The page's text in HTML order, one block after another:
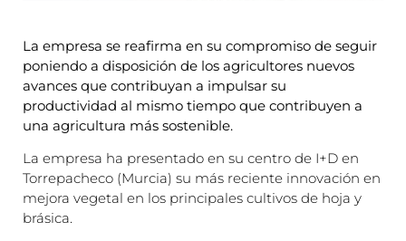
La empresa se reafirma en su compromiso de seguir
poniendo a disposición de los agricultores nuevos
avances que contribuyan a impulsar su
productividad al mismo tiempo que contribuyen a
una agricultura más sostenible.
La empresa ha presentado en su centro de I+D en
Torrepacheco (Murcia) su más reciente innovación en
mejora vegetal en los principales cultivos de hoja y
brásica.